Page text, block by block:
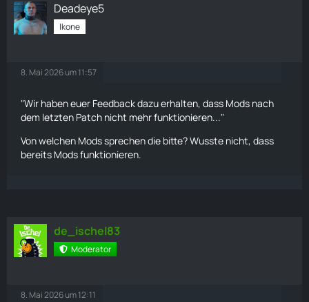
Deadeye5
Ikone
8. Mai 2026 um 11:57
"Wir haben euer Feedback dazu erhalten, dass Mods nach
dem letzten Patch nicht mehr funktionieren..."
Von welchen Mods sprechen die bitte? Wusste nicht, dass
bereits Mods funktionieren.
de_ischel83
Moderator
8. Mai 2026 um 12:11